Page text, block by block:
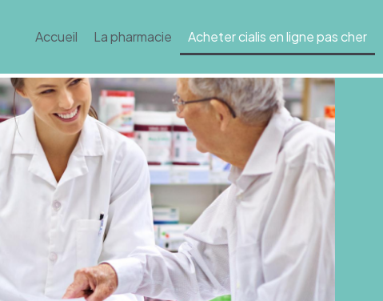
Accueil La pharmacie Acheter cialis en ligne pas cher